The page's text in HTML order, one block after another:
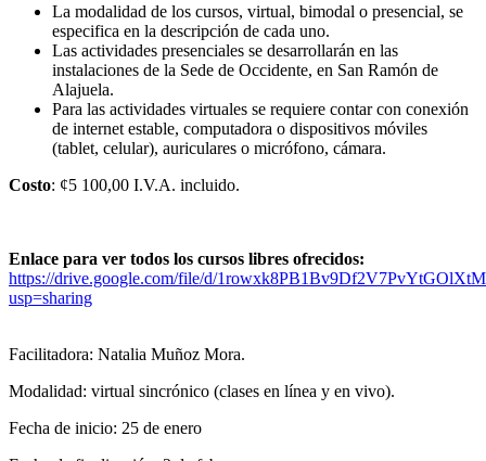
La modalidad de los cursos, virtual, bimodal o presencial, se
especifica en la descripción de cada uno.
Las actividades presenciales se desarrollarán en las
instalaciones de la Sede de Occidente, en San Ramón de
Alajuela.
Para las actividades virtuales se requiere contar con conexión
de internet estable, computadora o dispositivos móviles
(tablet, celular), auriculares o micrófono, cámara.
Costo: ¢5 100,00 I.V.A. incluido.
Enlace para ver todos los cursos libres ofrecidos:
https://drive.google.com/file/d/
usp=sharing
Facilitadora: Natalia Muñoz Mora.
Modalidad: virtual sincrónico (clases en línea y en vivo).
Fecha de inicio: 25 de enero